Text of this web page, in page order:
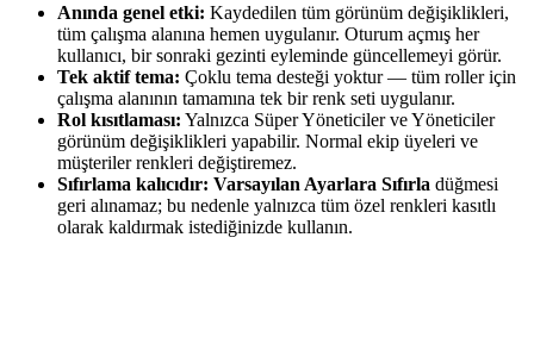
Anında genel etki: Kaydedilen tüm görünüm değişiklikleri,
tüm çalışma alanına hemen uygulanır. Oturum açmış her
kullanıcı, bir sonraki gezinti eyleminde güncellemeyi görür.
Tek aktif tema: Çoklu tema desteği yoktur — tüm roller için
çalışma alanının tamamına tek bir renk seti uygulanır.
Rol kısıtlaması: Yalnızca Süper Yöneticiler ve Yöneticiler
görünüm değişiklikleri yapabilir. Normal ekip üyeleri ve
müşteriler renkleri değiştiremez.
Sıfırlama kalıcıdır: Varsayılan Ayarlara Sıfırla düğmesi
geri alınamaz; bu nedenle yalnızca tüm özel renkleri kasıtlı
olarak kaldırmak istediğinizde kullanın.